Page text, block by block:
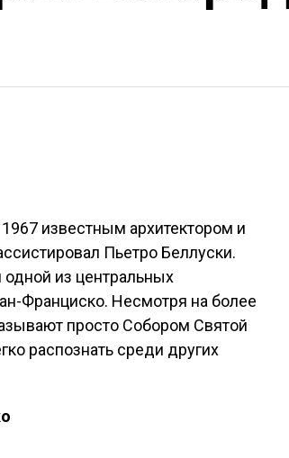
известным архитектором и
Пьетро Беллуски.
из центральных
Франциско. Несмотря на более
просто Собором Святой
распознать среди других